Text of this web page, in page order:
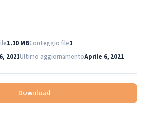
1.10 MBConteggio file1
2021Ultimo aggiornamentoAprile 6, 2021
Download